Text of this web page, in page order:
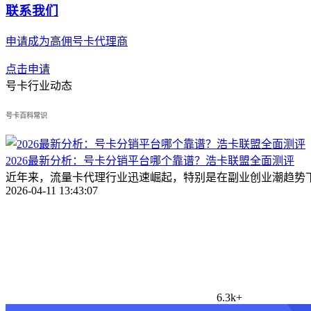
联系我们
申请成为高佣号卡代理商
点击申请
号卡行业动态
号卡百科常识
2026最新分析：号卡分销平台哪个靠谱？浩卡联盟全面测评
2026-04-11 13:43:07
6.3k+